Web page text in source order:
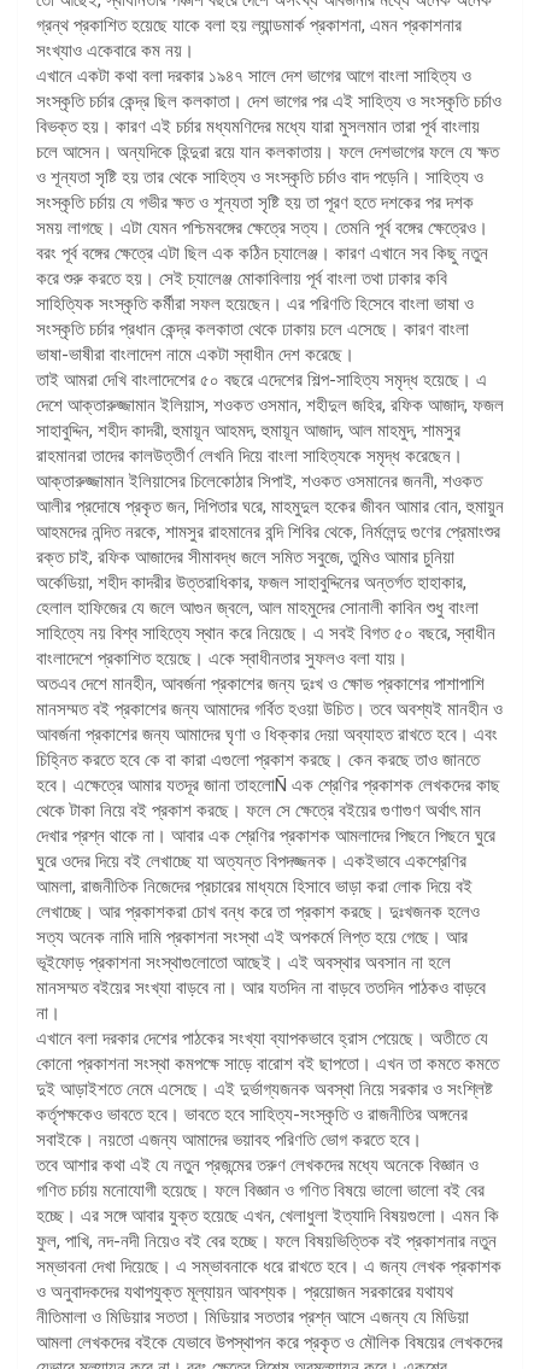
গ্রন্থ প্রকাশিত হয়েছে যাকে বলা হয় ল্যান্ডমার্ক প্রকাশনা, এমন প্রকাশনার
সংখ্যাও একেবারে কম নয়।
এখানে একটা কথা বলা দরকার ১৯৪৭ সালে দেশ ভাগের আগে বাংলা সাহিত্য ও
সংস্কৃতি চর্চার কেন্দ্র ছিল কলকাতা। দেশ ভাগের পর এই সাহিত্য ও সংস্কৃতি চর্চাও
বিভক্ত হয়। কারণ এই চর্চার মধ্যমণিদের মধ্যে যারা মুসলমান তারা পূর্ব বাংলায়
চলে আসেন। অন্যদিকে হিন্দুরা রয়ে যান কলকাতায়। ফলে দেশভাগের ফলে যে ক্ষত
ও শূন্যতা সৃষ্টি হয় তার থেকে সাহিত্য ও সংস্কৃতি চর্চাও বাদ পড়েনি। সাহিত্য ও
সংস্কৃতি চর্চায় যে গভীর ক্ষত ও শূন্যতা সৃষ্টি হয় তা পূরণ হতে দশকের পর দশক
সময় লাগছে। এটা যেমন পশ্চিমবঙ্গের ক্ষেত্রে সত্য। তেমনি পূর্ব বঙ্গের ক্ষেত্রেও।
বরং পূর্ব বঙ্গের ক্ষেত্রে এটা ছিল এক কঠিন চ্যালেঞ্জ। কারণ এখানে সব কিছু নতুন
করে শুরু করতে হয়। সেই চ্যালেঞ্জ মোকাবিলায় পূর্ব বাংলা তথা ঢাকার কবি
সাহিত্যিক সংস্কৃতি কর্মীরা সফল হয়েছেন। এর পরিণতি হিসেবে বাংলা ভাষা ও
সংস্কৃতি চর্চার প্রধান কেন্দ্র কলকাতা থেকে ঢাকায় চলে এসেছে। কারণ বাংলা
ভাষা-ভাষীরা বাংলাদেশ নামে একটা স্বাধীন দেশ করেছে।
তাই আমরা দেখি বাংলাদেশের ৫০ বছরে এদেশের শিল্প-সাহিত্য সমৃদ্ধ হয়েছে। এ
দেশে আক্তারুজ্জামান ইলিয়াস, শওকত ওসমান, শহীদুল জহির, রফিক আজাদ, ফজল
সাহাবুদ্দিন, শহীদ কাদরী, হুমায়ূন আহমদ, হুমায়ূন আজাদ, আল মাহমুদ, শামসুর
রাহমানরা তাদের কালউত্তীর্ণ লেখনি দিয়ে বাংলা সাহিত্যকে সমৃদ্ধ করেছেন।
আক্তারুজ্জামান ইলিয়াসের চিলেকোঠার সিপাই, শওকত ওসমানের জননী, শওকত
আলীর প্রদোষে প্রকৃত জন, দিপিতার ঘরে, মাহমুদুল হকের জীবন আমার বোন, হুমায়ুন
আহমদের নন্দিত নরকে, শামসুর রাহমানের বন্দি শিবির থেকে, নির্মলেন্দু গুণের প্রেমাংশুর
রক্ত চাই, রফিক আজাদের সীমাবদ্ধ জলে সমিত সবুজে, তুমিও আমার চুনিয়া
অর্কেডিয়া, শহীদ কাদরীর উত্তরাধিকার, ফজল সাহাবুদ্দিনের অন্তর্গত হাহাকার,
হেলাল হাফিজের যে জলে আগুন জ্বলে, আল মাহমুদের সোনালী কাবিন শুধু বাংলা
সাহিত্যে নয় বিশ্ব সাহিত্যে স্থান করে নিয়েছে। এ সবই বিগত ৫০ বছরে, স্বাধীন
বাংলাদেশে প্রকাশিত হয়েছে। একে স্বাধীনতার সুফলও বলা যায়।
অতএব দেশে মানহীন, আবর্জনা প্রকাশের জন্য দুঃখ ও ক্ষোভ প্রকাশের পাশাপাশি
মানসম্মত বই প্রকাশের জন্য আমাদের গর্বিত হওয়া উচিত। তবে অবশ্যই মানহীন ও
আবর্জনা প্রকাশের জন্য আমাদের ঘৃণা ও ধিক্কার দেয়া অব্যাহত রাখতে হবে। এবং
চিহ্নিত করতে হবে কে বা কারা এগুলো প্রকাশ করছে। কেন করছে তাও জানতে
হবে। এক্ষেত্রে আমার যতদূর জানা তাহলোÑ এক শ্রেণির প্রকাশক লেখকদের কাছ
থেকে টাকা নিয়ে বই প্রকাশ করছে। ফলে সে ক্ষেত্রে বইয়ের গুণাগুণ অর্থাৎ মান
দেখার প্রশ্ন থাকে না। আবার এক শ্রেণির প্রকাশক আমলাদের পিছনে পিছনে ঘুরে
ঘুরে ওদের দিয়ে বই লেখাচ্ছে যা অত্যন্ত বিপদজ্জনক। একইভাবে একশ্রেণির
আমলা, রাজনীতিক নিজেদের প্রচারের মাধ্যমে হিসাবে ভাড়া করা লোক দিয়ে বই
লেখাচ্ছে। আর প্রকাশকরা চোখ বন্ধ করে তা প্রকাশ করছে। দুঃখজনক হলেও
সত্য অনেক নামি দামি প্রকাশনা সংস্থা এই অপকর্মে লিপ্ত হয়ে গেছে। আর
ভূইফোড় প্রকাশনা সংস্থাগুলোতো আছেই। এই অবস্থার অবসান না হলে
মানসম্মত বইয়ের সংখ্যা বাড়বে না। আর যতদিন না বাড়বে ততদিন পাঠকও বাড়বে
না।
এখানে বলা দরকার দেশের পাঠকের সংখ্যা ব্যাপকভাবে হ্রাস পেয়েছে। অতীতে যে
কোনো প্রকাশনা সংস্থা কমপক্ষে সাড়ে বারোশ বই ছাপতো। এখন তা কমতে কমতে
দুই আড়াইশতে নেমে এসেছে। এই দুর্ভাগ্যজনক অবস্থা নিয়ে সরকার ও সংশ্লিষ্ট
কর্তৃপক্ষকেও ভাবতে হবে। ভাবতে হবে সাহিত্য-সংস্কৃতি ও রাজনীতির অঙ্গনের
সবাইকে। নয়তো এজন্য আমাদের ভয়াবহ পরিণতি ভোগ করতে হবে।
তবে আশার কথা এই যে নতুন প্রজন্মের তরুণ লেখকদের মধ্যে অনেকে বিজ্ঞান ও
গণিত চর্চায় মনোযোগী হয়েছে। ফলে বিজ্ঞান ও গণিত বিষয়ে ভালো ভালো বই বের
হচ্ছে। এর সঙ্গে আবার যুক্ত হয়েছে এখন, খেলাধুলা ইত্যাদি বিষয়গুলো। এমন কি
ফুল, পাখি, নদ-নদী নিয়েও বই বের হচ্ছে। ফলে বিষয়ভিত্তিক বই প্রকাশনার নতুন
সম্ভাবনা দেখা দিয়েছে। এ সম্ভাবনাকে ধরে রাখতে হবে। এ জন্য লেখক প্রকাশক
ও অনুবাদকদের যথাপযুক্ত মূল্যায়ন আবশ্যক। প্রয়োজন সরকারের যথাযথ
নীতিমালা ও মিডিয়ার সততা। মিডিয়ার সততার প্রশ্ন আসে এজন্য যে মিডিয়া
আমলা লেখকদের বইকে যেভাবে উপস্থাপন করে প্রকৃত ও মৌলিক বিষয়ের লেখকদের